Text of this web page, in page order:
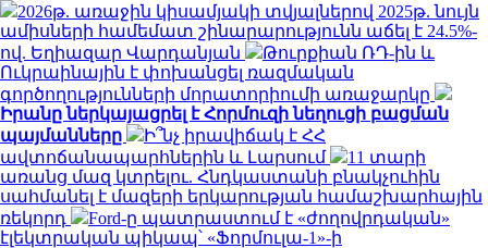
2026թ. առաջին կիսամյակի տվյալներով 2025թ. նույն
ամիսների համեմատ շինարարությունն աճել է 24.5%-
ով. Եղիազար Վարդանյան
Թուրքիան ՌԴ-ին և
Ուկրաինային է փոխանցել ռազմական
գործողությունների մորատորիումի առաջարկը
Իրանը ներկայացրել է Հորմուզի նեղուցի բացման
պայմանները
Ի՞նչ իրավիճակ է ՀՀ
ավտոճանապարհներին և Լարսում
11 տարի
առանց մազ կտրելու. Հնդկաստանի բնակչուհին
սահմանել է մազերի երկարության համաշխարհային
ռեկորդ
Ford-ը պատրաստում է «ժողովրդական»
էլեկտրական պիկապ՝ «Ֆորմուլա-1»-ի